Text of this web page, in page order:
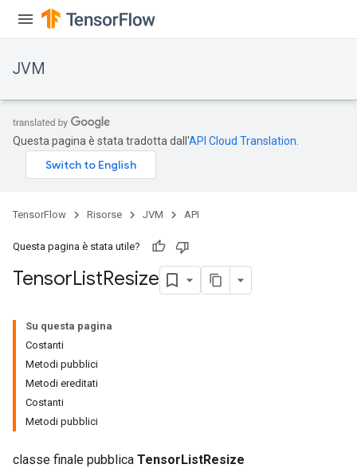
JVM
Questa pagina è stata tradotta dall'API Cloud Translation
TensorFlow Risorse JVM API
Questa pagina è stata utile?
TensorListResize
Su questa pagina
Costanti
Metodi pubblici
Metodi ereditati
Costanti
Metodi pubblici
classe finale pubblica TensorListResize